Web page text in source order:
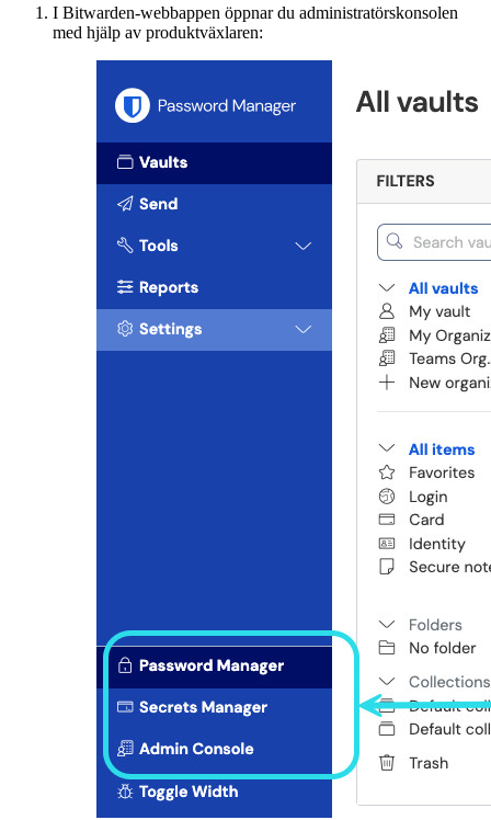
I Bitwarden-webbappen öppnar du administratörskonsolen
med hjälp av produktväxlaren: